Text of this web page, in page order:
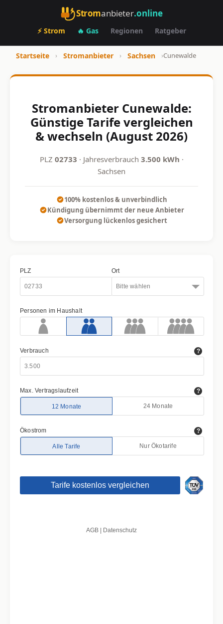
Stromanbieter.online
⚡ Strom 🔥 Gas Regionen Ratgeber
Startseite › Stromanbieter › Sachsen ›Cunewalde
Stromanbieter Cunewalde:
Günstige Tarife vergleichen
& wechseln (August 2026)
PLZ 02733 · Jahresverbrauch 3.500 kWh ·
Sachsen
100% kostenlos & unverbindlich
Kündigung übernimmt der neue Anbieter
Versorgung lückenlos gesichert